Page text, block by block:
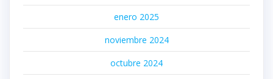
enero 2025
noviembre 2024
octubre 2024